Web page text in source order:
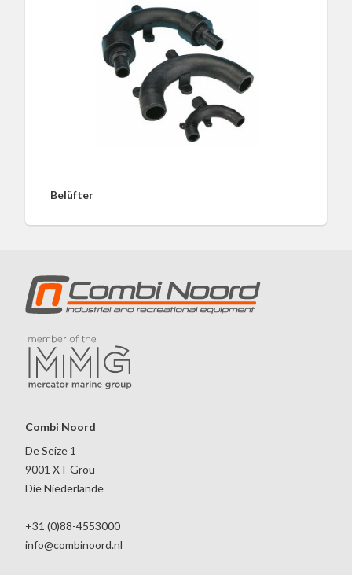
Belüfter
Combi Noord
De Seize 1
9001 XT Grou
Die Niederlande
+31 (0)88-4553000
info@combinoord.nl